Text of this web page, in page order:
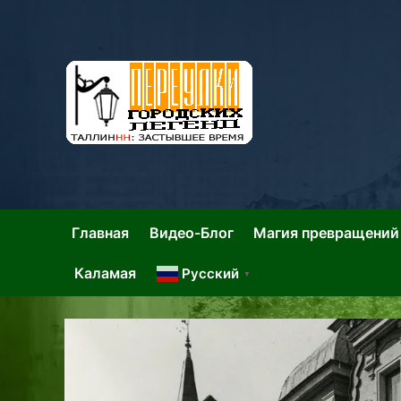
Главная Видео-Блог Магия превращений
Каламая Русский ▼